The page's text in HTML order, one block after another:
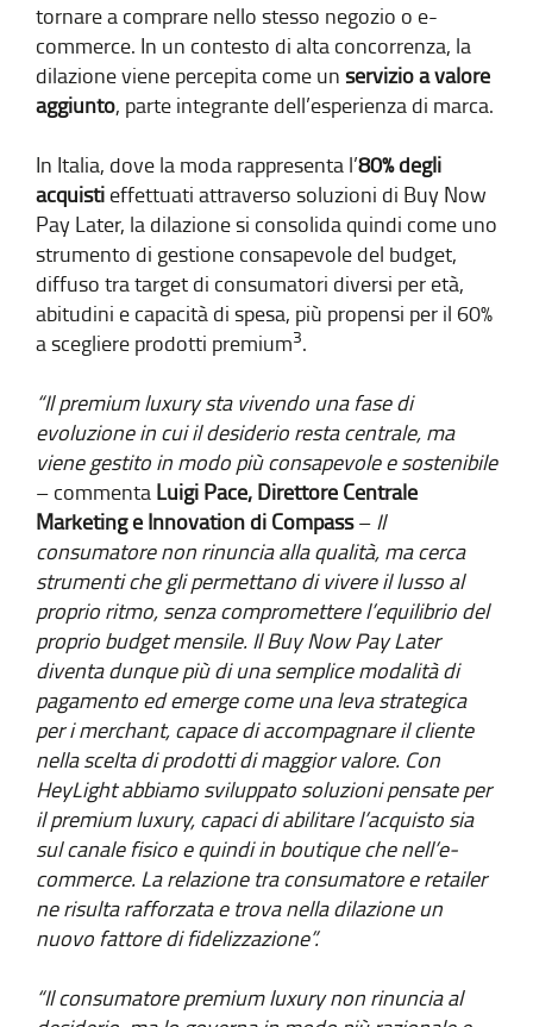
tornare a comprare nello stesso negozio o e-
commerce. In un contesto di alta concorrenza, la
dilazione viene percepita come un servizio a valore
aggiunto, parte integrante dell’esperienza di marca.
In Italia, dove la moda rappresenta l’80% degli
acquisti effettuati attraverso soluzioni di Buy Now
Pay Later, la dilazione si consolida quindi come uno
strumento di gestione consapevole del budget,
diffuso tra target di consumatori diversi per età,
abitudini e capacità di spesa, più propensi per il 60%
a scegliere prodotti premium3.
“Il premium luxury sta vivendo una fase di
evoluzione in cui il desiderio resta centrale, ma
viene gestito in modo più consapevole e sostenibile
– commenta Luigi Pace, Direttore Centrale
Marketing e Innovation di Compass– Il
consumatore non rinuncia alla qualità, ma cerca
strumenti che gli permettano di vivere il lusso al
proprio ritmo, senza compromettere l’equilibrio del
proprio budget mensile. Il Buy Now Pay Later
diventa dunque più di una semplice modalità di
pagamento ed emerge come una leva strategica
per i merchant, capace di accompagnare il cliente
nella scelta di prodotti di maggior valore. Con
HeyLight abbiamo sviluppato soluzioni pensate per
il premium luxury, capaci di abilitare l’acquisto sia
sul canale fisico e quindi in boutique che nell’e-
commerce. La relazione tra consumatore e retailer
ne risulta rafforzata e trova nella dilazione un
nuovo fattore di fidelizzazione”.
“Il consumatore premium luxury non rinuncia al